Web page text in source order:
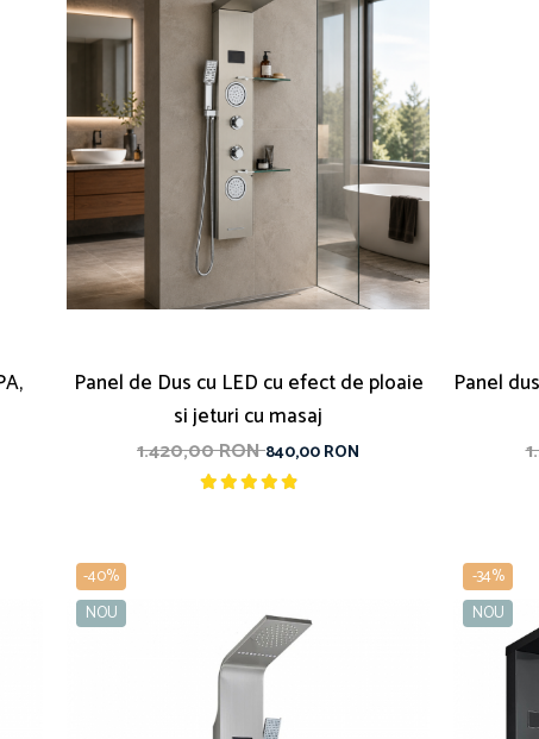
Panel de Dus cu LED cu efect de ploaie
si jeturi cu masaj
1.420,00 RON840,00 RON
Panel
-40%
NOU
-34%
NOU